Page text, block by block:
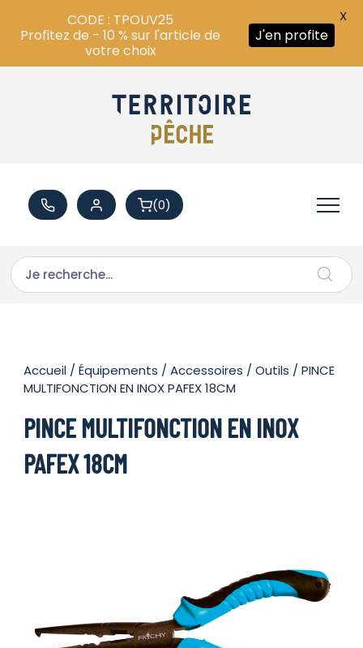
(0)
Accueil /Équipements /Accessoires / Outils / PINCE
MULTIFONCTION EN INOX PAFEX 18CM
PINCE MULTIFONCTION EN INOX
PAFEX 18CM
CODE : TPOUV25
Profitez de - 10 % sur l'article de
votre choix
J'en profite
X